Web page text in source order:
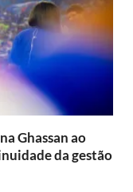
Ghassan ao
da gestão